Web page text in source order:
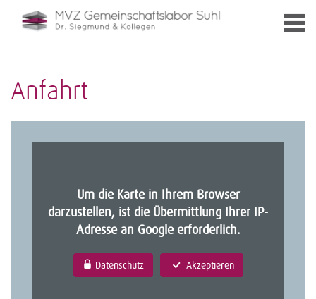
Anfahrt
Um die Karte in Ihrem Browser
darzustellen, ist die Übermittlung Ihrer IP-
Adresse an Google erforderlich.
Datenschutz Akzeptieren